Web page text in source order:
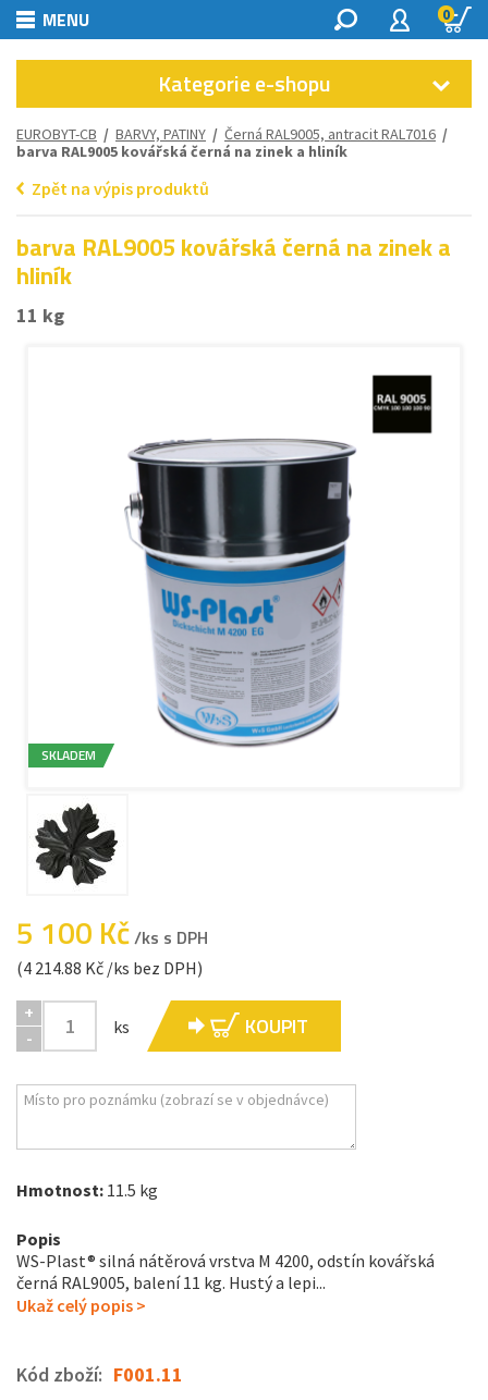
MENU 0
Kategorie e-shopu
EUROBYT-CB / BARVY, PATINY / Černá RAL9005, antracit RAL7016 /
barva RAL9005 kovářská černá na zinek a hliník
Zpět na výpis produktů
barva RAL9005 kovářská černá na zinek a
hliník
11 kg
SKLADEM
5 100 Kč/ks s DPH
(4 214.88 Kč /ks bez DPH)
+
-
ks KOUPIT
Hmotnost: 11.5 kg
Popis
WS-Plast® silná nátěrová vrstva M 4200, odstín kovářská
černá RAL9005, balení 11 kg. Hustý a lepi...
Ukaž celý popis >
Kód zboží: F001.11